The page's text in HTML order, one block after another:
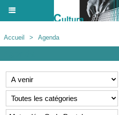
Accueil > Agenda